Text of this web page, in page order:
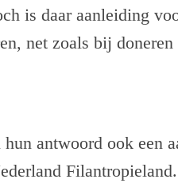
is daar aanleiding
net zoals bij doneren
antwoord ook een